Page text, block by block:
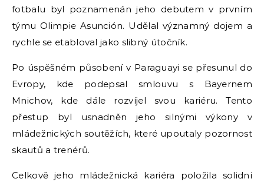
fotbalu byl poznamenán jeho debutem v prvním
týmu Olimpie Asunción. Udělal významný dojem a
rychle se etabloval jako slibný útočník.
Po úspěšném působení v Paraguayi se přesunul do
Evropy, kde podepsal smlouvu s Bayernem
Mnichov, kde dále rozvíjel svou kariéru. Tento
přestup byl usnadněn jeho silnými výkony v
mládežnických soutěžích, které upoutaly pozornost
skautů a trenérů.
Celkově jeho mládežnická kariéra položila solidní